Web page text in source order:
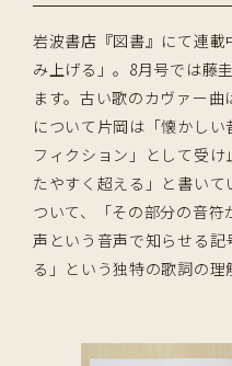
岩波書店『図書』にて連
み上げる」。8月号では藤
ます。古い歌のカヴァー
について片岡は「懐かし
フィクション」として受
たやすく超える」と書い
ついて、「その部分の音
声という音声で知らせる
る」という独特の歌詞の理